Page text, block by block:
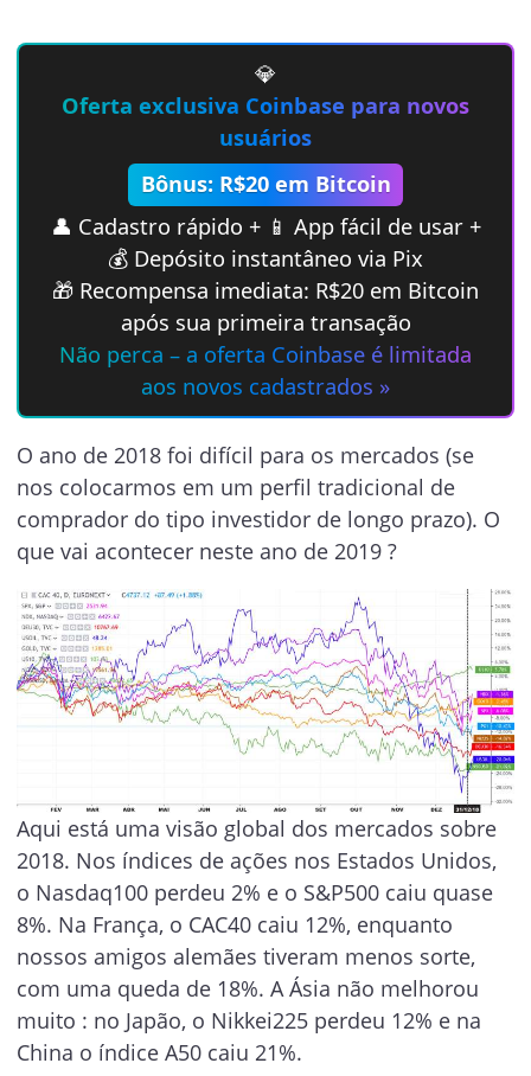
💎
Oferta exclusiva Coinbase para novos
usuários
Bônus: R$20 em Bitcoin
👤 Cadastro rápido + 📱 App fácil de usar +
💰 Depósito instantâneo via Pix
🎁 Recompensa imediata: R$20 em Bitcoin
após sua primeira transação
Não perca – a oferta Coinbase é limitada
aos novos cadastrados »
O ano de 2018 foi difícil para os mercados (se
nos colocarmos em um perfil tradicional de
comprador do tipo investidor de longo prazo). O
que vai acontecer neste ano de 2019 ?
Aqui está uma visão global dos mercados sobre
2018. Nos índices de ações nos Estados Unidos,
o Nasdaq100 perdeu 2% e o S&P500 caiu quase
8%. Na França, o CAC40 caiu 12%, enquanto
nossos amigos alemães tiveram menos sorte,
com uma queda de 18%. A Ásia não melhorou
muito : no Japão, o Nikkei225 perdeu 12% e na
China o índice A50 caiu 21%.